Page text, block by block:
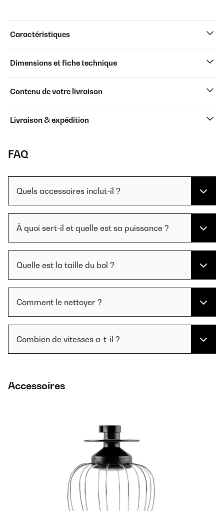
Caractéristiques
Dimensions et fiche technique
Contenu de votre livraison
Livraison & expédition
FAQ
Quels accessoires inclut-il ?
À quoi sert-il et quelle est sa puissance ?
Quelle est la taille du bol ?
Comment le nettoyer ?
Combien de vitesses a-t-il ?
Accessoires